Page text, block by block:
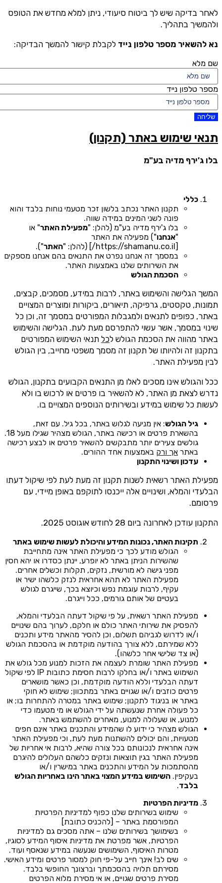
לאחר בדיקה שיש לך ביטוח סיעודי, ניתן למלא מחדש את הטופס
ולהמשיך בתהליך.
נא להשאיר מספר טלפון נייד לקבלת קישור להמשך הבדיקה:
שם מלא
מספר טלפון נייד
שליחה
תנאי שימוש באתר (תקנון)
בלו ג'ירף מדיה בע"מ
כללי
תקנון האתר נכתב בלשון זכר מטעמי נוחות בלבד והוא
פונה לשני המינים במידה שווה.
בלו ג'ירף מדיה בע"מ (להלן: "מפעילת האתר" או
"אנחנו") מפעילה את האתר
האתר").
במסמך זה אנחנו נפרט את התנאים בהם אנחנו מספקים
את השירותים שלנו באמצעות האתר.
הסכמת הגולש
המשך הגלישה והשימוש באתר, לרבות במידע, מסמכים, קבצים,
תמונות, טקסטים, גרפיקה, תיאורים, ביקורות ומוצרים המצויים
באתר, כפופים לתנאים ולמגבלות המפורטים במסמך זה, וכן כל
שינוי במסמך, אשר עשוי להתפרסם מעת לעת. הגלישה והשימוש
באתר מהווה את הסכמת הגולש לכל תנאי השימוש המפורטים
בתקנון זה ולהיותו של תקנון זה מסמך משפטי מחייב, בין הגולש
לבין מפעילת האתר.
ככל והגולש אינו מסכים לאלו מן התנאים הקבועים בתקנון, הגולש
נדרש לצאת מן האתר, לא להשאיר בו פרטים או לרכוש בו ולא
לעשות כל שימוש במידע ובשירותים הנוספים המצויים בו.
גיל הגולש: אין מניעה לגלוש באתר, בכל גיל. עם זאת,
בהשארת פרטים או רכישה באתר, הגולש מצהיר שגילו מעל 18.
גולשים צעירים יותר מתבקשים להשאיר פרטים או לבצע רכישה
באתר אך ורק באמצעות אחד ההורים.
עדכון ושינוי התקנון
מפעילת האתר רשאית לשנות תקנון זה מעת לעת לפי שיקול דעתו
הבלעדי והמלא, ושינויים אלה ייכנסו לתוקפם באופן מיידי, עם
פרסומם.
התקנון עודכן לאחרונה ביום 28 לחודש אוגוסט 2025.
תקינות האתר, נכונות המידע והיכולת לעשות שימוש באתר
הגולש מודע לכך כי מפעילת האתר אינה מתחייבת
שהשירות הניתן באתר לא יופרע, יינתן כסדרו או יהא חסין
מפני גישה לא מורשית, נזקים, תקלות וכשלים אחרים.
מפעילת האתר לא תהא אחראית לנזק כלשהו ישיר או
עקיף, לרבות עוגמת נפש וכיוצא בכך, שייגרם לגולש
בעטיים של אותם גורמים, ככל וייגרם.
מפעילת האתר רשאית, על פי שיקול דעתה הבלעדי והמלא,
להפסיק את שירותי האתר כולם או חלקם, לערוך בהם שינויים
ו/או לדרוש לגביהם תשלום, וכן להסיר מהאתר מידע ותכנים
ללא שמירתם, ללא צורך בהודעה מוקדמת או בהסכמת הגולש
(או צד שלישי אחר כלשהו).
מפעילת האתר שומרת לעצמה את הזכות למנוע מכל גולש את
השימוש באתר ו/או בחלקו לרבות חסימת כתובות IP לפי שיקול
דעתה הבלעדי וללא הודעה מוקדמת, וכן כאשר מושארים
פרטים כוזבים ו/או שגויים באתר במתכוון; שימוש לא חוקי
באתר או בניגוד לתקנון; שימוש באתר במטרה להתחרות בו; או
כל פעולה אחרת שנעשתה על ידי הגולש או מי מטעמו כדי
למנוע, או שעלולה למנוע, מאחרים להשתמש באתר.
הגולש מצהיר כי ידוע לו שהמידע והתכנים באתר אינם חפים
מטעויות, והם יכולים להשתנות מעת לעת, וכי מפעילת האתר
אינה אחראית לנכונותם בכל צורה שהיא, לרבות אי אחריות של
מפעילת האתר בגין תוצאות ונזקים כלשהם העלולים להיגרם
מהסתמכות על המידע והתכנים באתר במישרין ו/או
בעקיפין. השימוש במידע המצוי באתר הינו באחריות הגולש
בלבד.
מדיניות הפרטיות
שימוש בשירותים שלנו כפוף למדיניות הפרטיות
המפורסמת באתר – [להכניס כתובת]
בשימושך בשירותים שלנו – אתה מסכים גם למדיניות
הפרטיות, אשר מפרטת את מדיניות איסוף המידע לסוגיו,
מטרות האיסוף, השימושים שנעשה במידע שנאסף ועוד.
שים לב! אינך חייב על-פי חוק למסור פרטים ומידע האישי.
מסירתם תלויה בהסכמתך וברצונך החופשי בלבד.
מסירת פרטים שגויים, או אי מסירת מלוא הפרטים